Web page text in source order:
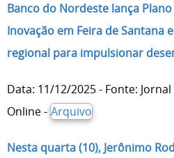
Banco do Nordeste lança
Inovação em Feira de Santana
regional para impulsionar
Data: 11/12/2025 - Fonte:
Online - Arquivo
Nesta quarta (10), Jerônimo